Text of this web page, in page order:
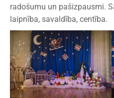
radošumu un pašizpausmi.
laipnība, savaldība, centība.